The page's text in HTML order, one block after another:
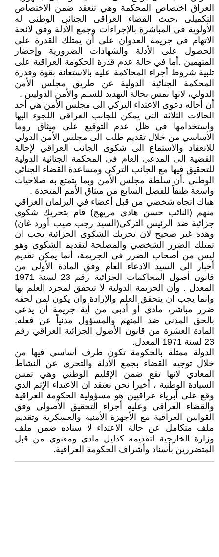
العراق اختصاص المحكمة وهي تنعقد ضمن الاختصاص
التكميلي ،حيث القضاء العراقي الجنائي الوطني له
الأولوية في المباشرة بالإجراءات وجمع الأدلة وفق لائحة
الاتهام في جريمة العدوان على أن يمتلك القدرة على
الحصول على الأدلة والشهادات الضرورية وإحضار
المتهمين .أما في حالة عدم قدرة الحكومة العراقية على
تلبية شروط أجراء المحاكمة عليه بالاستعانة بقوة وقدرة
المحكمة الجنائية الدولية عن طريق مجلس الأمن
الدولي، لانها تمس بحالة التهديد للسلم والأمن الدوليين .
أن أحاله دعوى الاعتداء التركي الى مجلس الأمن هي أحد
الحالات الثلاثة التي يمكن للجانب العراقي اللجوء اليها
واستخدامها في ظل عدم التوقيع على ميثاق روما
الأساسي من خلال تقديم طلب الى مجلس الأمن الدولي
للانعقاد والاستماع الى شكوى الجانب العراقي لإحالة
القضية الى المدعي العام في المحكمة الجنائية الدولية
للتحقيق فيها مع الجانب التركي ومساعدة القضاء الجنائي
الوطني .أن سلطة مجلس الأمن وبما يتمتع به صلاحيات
واسعة طبقاً للفصل السابع من ميثاق الأمم المتحدة .
هناك اتجاه شخصي من قبل أعضاء في البرلمان العراقي
منهم (النائب حسن هادي مريهج) قام بتحريك شكوى
جزائية ضد الرئيس التركي(السيد رجب طيب أورد غان)
وهذه غير صحيح لان تحريك الشكوى الجزائية يجب ان
تمتلك الضرر الشخصي والمصلحة لتقديم الشكوى وهو
ليس من أصحاب الضرر في الجريمة، أنما يمكن تقديم
أخبار الى السيد الادعاء العام وفق المادة الأولى من
قانون أصول المحاكمات الجزائية رقم 23 لسنة 1971
المعدل . وأن الجريمة الدولية لا تتحقق لمجرد العلم بها
وإنما يجب ان يتحقق العلم والإرادة وان يكون لمن لحقه
ضرر مباشر، مادي أو أدبي من أية جريمة أن يدعي
بالحق المدني ضد المتهم والمسؤول مدنياً عن فعله.
المادة العشرة من قانون الأصول الجزائية العراقي رقم
23 لسنة 1971 المعدل.
الدولة ممثلة بالحكومة تكون طرف أساسي فيها من
خلال توجيه القضاء بجمع الأدلة والتحري عن النشاط
المعادي لانها تقع ضمن الإقليم الوطني وهي تمس
السيادة الوطنية ، أخيرا نحن نعتقد ان الاعتداء الإثم الذي
وقع على أبرياء عراقيين هو مسؤولية الحكومة العراقية
والقضاء العراقي وعليه أجراء التحقيق الأصولي وفق
القوانين العراقية مع الأجهزة الأمنية والعسكرية وتقديم
ملف متكامل عن حالة الاعتداء لا سناده ضمن ملف
وزارة الخارجية لتقديمه كدليل مادي ومعنوي من قبل
المتضررين بأسناد وأشراف الحكومة العراقية.